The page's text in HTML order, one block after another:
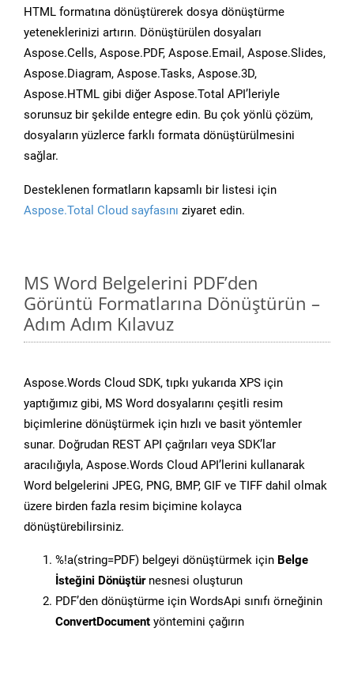
HTML formatına dönüştürerek dosya dönüştürme
yeteneklerinizi artırın. Dönüştürülen dosyaları
Aspose.Cells, Aspose.PDF, Aspose.Email, Aspose.Slides,
Aspose.Diagram, Aspose.Tasks, Aspose.3D,
Aspose.HTML gibi diğer Aspose.Total API’leriyle
sorunsuz bir şekilde entegre edin. Bu çok yönlü çözüm,
dosyaların yüzlerce farklı formata dönüştürülmesini
sağlar.
Desteklenen formatların kapsamlı bir listesi için
Aspose.Total Cloud sayfasını ziyaret edin.
MS Word Belgelerini PDF’den
Görüntü Formatlarına Dönüştürün –
Adım Adım Kılavuz
Aspose.Words Cloud SDK, tıpkı yukarıda XPS için
yaptığımız gibi, MS Word dosyalarını çeşitli resim
biçimlerine dönüştürmek için hızlı ve basit yöntemler
sunar. Doğrudan REST API çağrıları veya SDK’lar
aracılığıyla, Aspose.Words Cloud API’lerini kullanarak
Word belgelerini JPEG, PNG, BMP, GIF ve TIFF dahil olmak
üzere birden fazla resim biçimine kolayca
dönüştürebilirsiniz.
%!a(string=PDF) belgeyi dönüştürmek için Belge
İsteğini Dönüştürnesnesi oluşturun
PDF’den dönüştürme için WordsApi sınıfı örneğinin
ConvertDocument yöntemini çağırın